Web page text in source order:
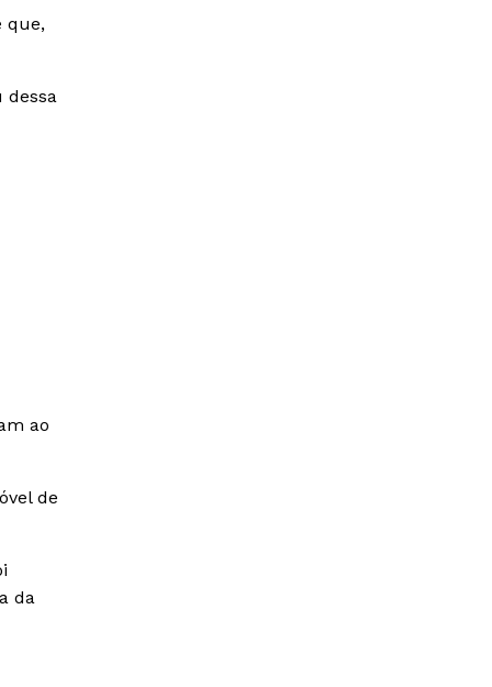
que,
dessa
ao
de
da